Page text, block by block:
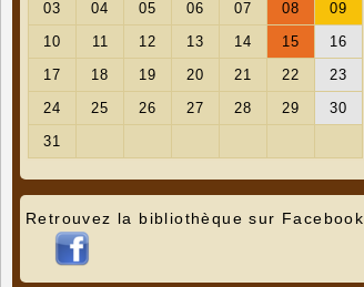
Retrouvez la bibliothèque sur Facebook